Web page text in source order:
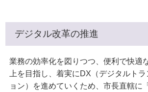
デジタル改革の推進
業務の効率化を図りつつ、便利で快適
上を目指し、着実にDX（デジタルト
ョン）を進めていくため、市長直轄に